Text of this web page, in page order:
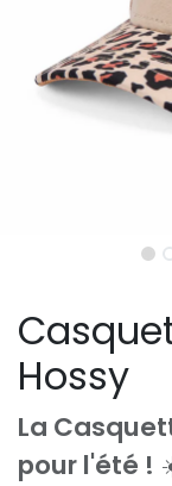
Hossy
La
pour l'été !